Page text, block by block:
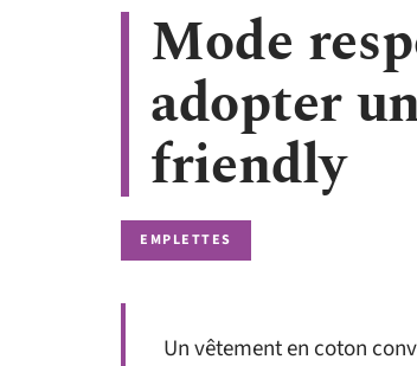
Mode
adopter
friendly
EMPLETTES
Un vêtement en coton